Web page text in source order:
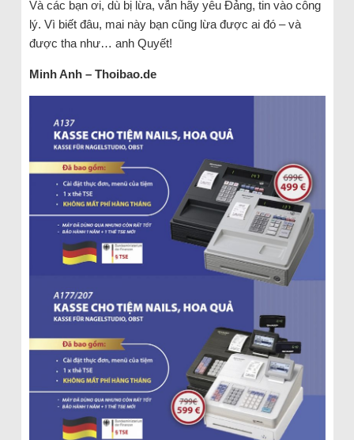
Và các bạn ơi, dù bị lừa, vẫn hãy yêu Đảng, tin vào công
lý. Vì biết đâu, mai này bạn cũng lừa được ai đó – và
được tha như… anh Quyết!
Minh Anh – Thoibao.de